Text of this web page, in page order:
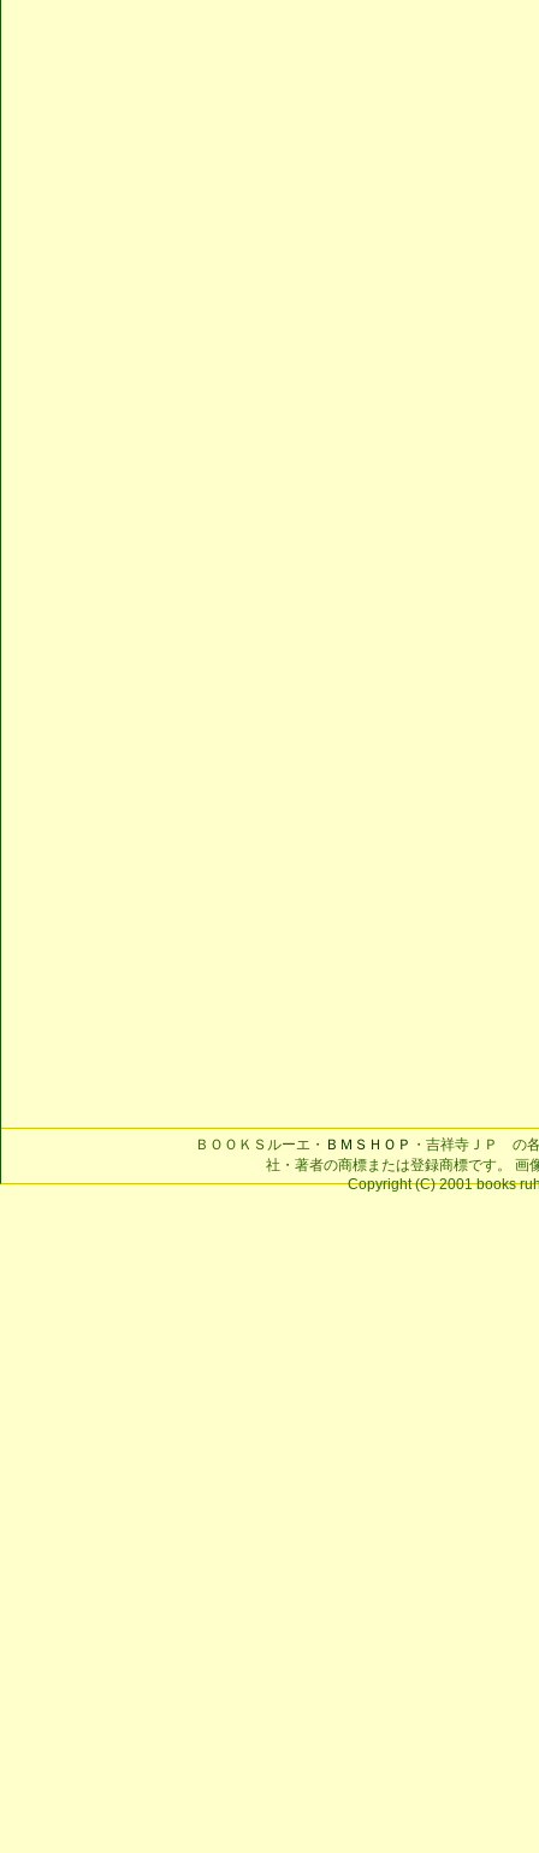
ＢＯＯＫＳルーエ・ ＢＭＳＨＯＰ ・吉祥寺ＪＰ の
社・著者の商標または登録商標です。 画
Copyright (C) 2001 books